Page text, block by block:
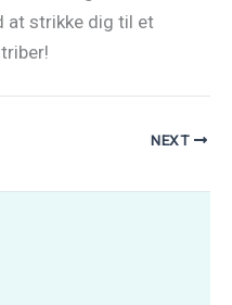
at strikke dig til et
NEXT